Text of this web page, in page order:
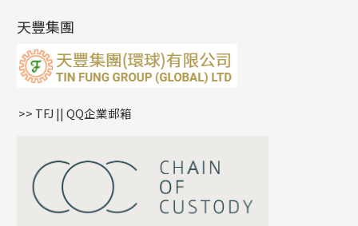
雙十字鏈系列
水波鏈系列
蛇骨鏈系列
鏈尾系列
嘴唇鏈系列
S車花鏈系列
珍珠鏈系列
坦克鏈系列
滿天星鏈系列
耳環扣系列
耳綫/耳鈎系列
耳環爪頭
耳環
字母吊墜
相盒吊墜
項鏈吊墜
生肖吊墜
星座吊墜
珠扣
天豐集團
>> TFJ || QQ企業郵箱